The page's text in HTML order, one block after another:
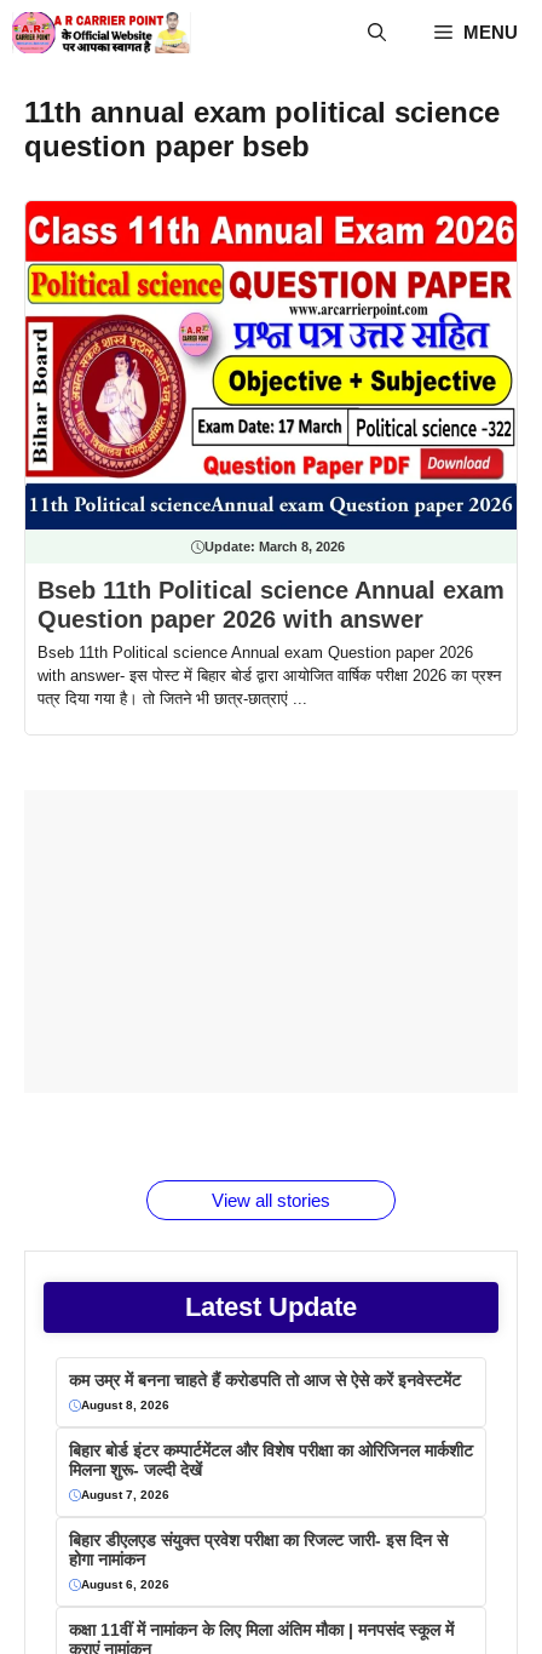
Skip
to
MENU
11th annual exam political science
question paper bseb
Update: March 8, 2026
Bseb 11th Political science Annual exam
Question paper 2026 with answer
Bseb 11th Political science Annual exam Question paper 2026
with answer- इस पोस्ट में बिहार बोर्ड द्वारा आयोजित वार्षिक परीक्षा 2026 का प्रश्न
पत्र दिया गया है। तो जितने भी छात्र-छात्राएं ...
View all stories
Latest Update
कम उम्र में बनना चाहते हैं करोडपति तो आज से ऐसे करें इनवेस्टमेंट
August 8, 2026
बिहार बोर्ड इंटर कम्पार्टमेंटल और विशेष परीक्षा का ओरिजिनल मार्कशीट
मिलना शुरू- जल्दी देखें
August 7, 2026
बिहार डीएलएड संयुक्त प्रवेश परीक्षा का रिजल्ट जारी- इस दिन से
होगा नामांकन
August 6, 2026
कक्षा 11वीं में नामांकन के लिए मिला अंतिम मौका | मनपसंद स्कूल में
कराएं नामांकन